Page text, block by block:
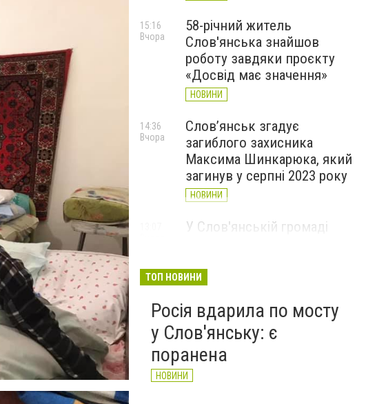
58-річний житель
Слов'янська знайшов
роботу завдяки проєкту
«Досвід має значення»
НОВИНИ
15:16
Вчора
Слов’янськ згадує
загиблого захисника
Максима Шинкарюка, який
загинув у серпні 2023 року
НОВИНИ
14:36
Вчора
У Слов'янській громаді
НОВИНИ
ТОП НОВИНИ
Росія вдарила по мосту
у Слов'янську: є
поранена
НОВИНИ